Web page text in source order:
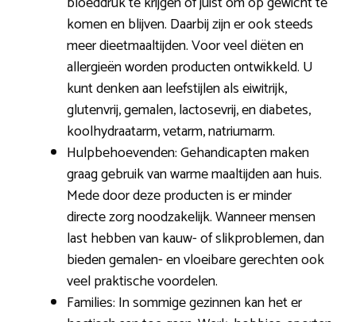
komen en blijven. Daarbij zijn er ook steeds
meer dieetmaaltijden. Voor veel diëten en
allergieën worden producten ontwikkeld. U
kunt denken aan leefstijlen als eiwitrijk,
glutenvrij, gemalen, lactosevrij, en diabetes,
koolhydraatarm, vetarm, natriumarm.
Hulpbehoevenden: Gehandicapten maken
graag gebruik van warme maaltijden aan huis.
Mede door deze producten is er minder
directe zorg noodzakelijk. Wanneer mensen
last hebben van kauw- of slikproblemen, dan
bieden gemalen- en vloeibare gerechten ook
veel praktische voordelen.
Families: In sommige gezinnen kan het er